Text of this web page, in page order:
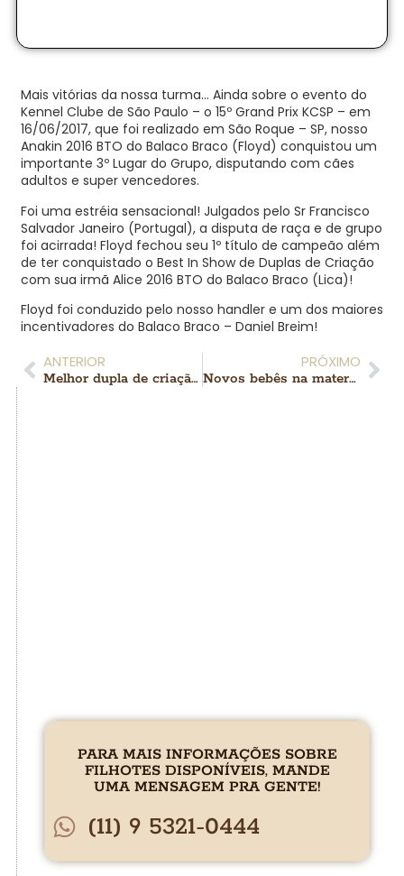
Mais vitórias da nossa turma… Ainda sobre o evento do
Kennel Clube de São Paulo – o 15º Grand Prix KCSP – em
16/06/2017, que foi realizado em São Roque – SP, nosso
Anakin 2016 BTO do Balaco Braco (Floyd) conquistou um
importante 3º Lugar do Grupo, disputando com cães
adultos e super vencedores.
Foi uma estréia sensacional! Julgados pelo Sr Francisco
Salvador Janeiro (Portugal), a disputa de raça e de grupo
foi acirrada! Floyd fechou seu 1º título de campeão além
de ter conquistado o Best In Show de Duplas de Criação
com sua irmã Alice 2016 BTO do Balaco Braco (Lica)!
Floyd foi conduzido pelo nosso handler e um dos maiores
incentivadores do Balaco Braco – Daniel Breim!
ANTERIOR
Melhor dupla de criação – Especializada do Grupo 7
PRÓXIMO
Novos bebês na maternidade!
PARA MAIS INFORMAÇÕES SOBRE
FILHOTES DISPONÍVEIS, MANDE
UMA MENSAGEM PRA GENTE!
(11) 9 5321-0444